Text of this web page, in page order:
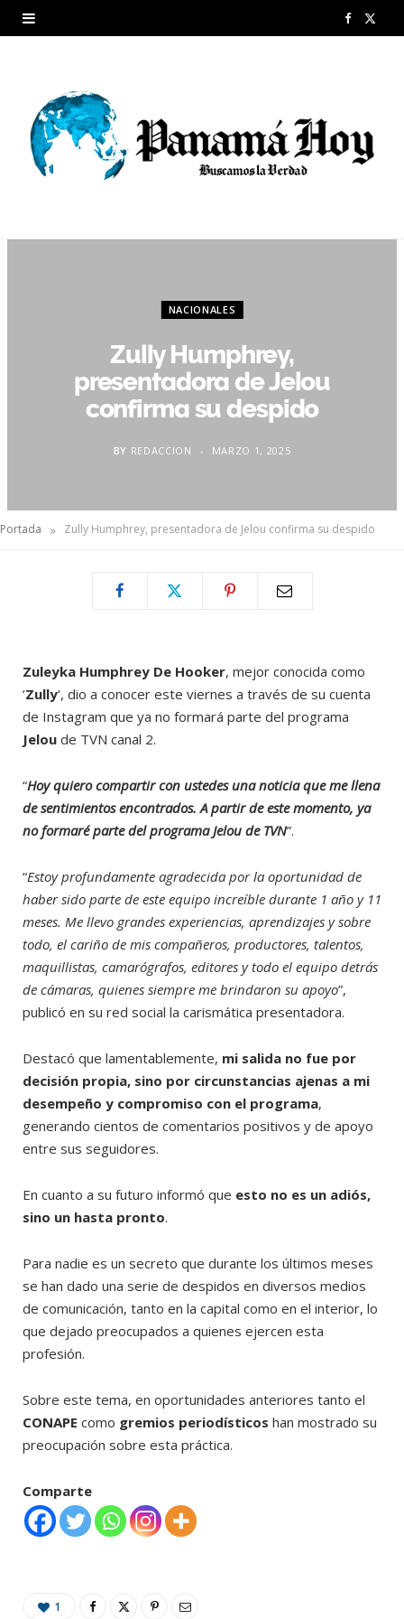
F
b
NACIONALES
Zully Humphrey,
presentadora de Jelou
confirma su despido
BY REDACCION MARZO 1, 2025
Portada » Zully Humphrey, presentadora de Jelou confirma su despido
Zuleyka Humphrey De Hooker, mejor conocida como
‘Zully‘, dio a conocer este viernes a través de su cuenta
de Instagram que ya no formará parte del programa
Jelou de TVN canal 2.
“Hoy quiero compartir con ustedes una noticia que me llena
de sentimientos encontrados. A partir de este momento, ya
no formaré parte del programa Jelou de TVN”.
“Estoy profundamente agradecida por la oportunidad de
haber sido parte de este equipo increíble durante 1 año y 11
meses. Me llevo grandes experiencias, aprendizajes y sobre
todo, el cariño de mis compañeros, productores, talentos,
maquillistas, camarógrafos, editores y todo el equipo detrás
de cámaras, quienes siempre me brindaron su apoyo”,
publicó en su red social la carismática presentadora.
Destacó que lamentablemente, mi salida no fue por
decisión propia, sino por circunstancias ajenas a mi
desempeño y compromiso con el programa,
generando cientos de comentarios positivos y de apoyo
entre sus seguidores.
En cuanto a su futuro informó que esto no es un adiós,
sino un hasta pronto.
Para nadie es un secreto que durante los últimos meses
se han dado una serie de despidos en diversos medios
de comunicación, tanto en la capital como en el interior, lo
que dejado preocupados a quienes ejercen esta
profesión.
Sobre este tema, en oportunidades anteriores tanto el
CONAPE como gremios periodísticos han mostrado su
preocupación sobre esta práctica.
Comparte
1